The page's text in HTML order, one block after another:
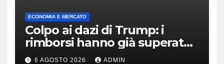
ECONOMIA E MERCATO
Colpo ai dazi di Trump: i
rimborsi hanno già superato i
100 miliardi di dollari
6 AGOSTO 2026 ADMIN